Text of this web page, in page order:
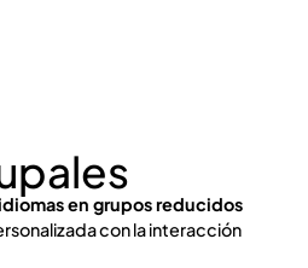
en grupos reducidos
con la interacción